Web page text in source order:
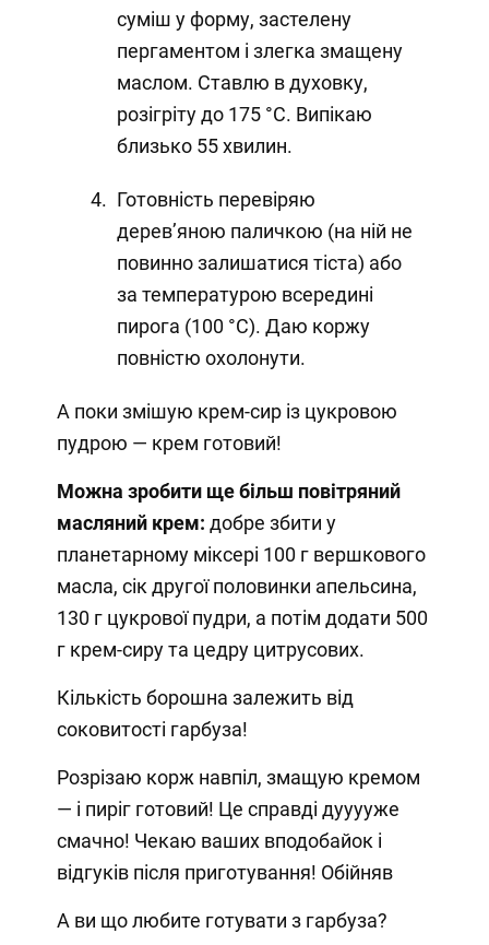
суміш у форму, застелену
пергаментом і злегка змащену
маслом. Ставлю в духовку,
розігріту до 175 °C. Випікаю
близько 55 хвилин.
Готовність перевіряю
дерев’яною паличкою (на ній не
повинно залишатися тіста) або
за температурою всередині
пирога (100 °C). Даю коржу
повністю охолонути.
А поки змішую крем-сир із цукровою
пудрою — крем готовий!
Можна зробити ще більш повітряний
масляний крем: добре збити у
планетарному міксері 100 г вершкового
масла, сік другої половинки апельсина,
130 г цукрової пудри, а потім додати 500
г крем-сиру та цедру цитрусових.
Кількість борошна залежить від
соковитості гарбуза!
Розрізаю корж навпіл, змащую кремом
— і пиріг готовий! Це справді дууууже
смачно! Чекаю ваших вподобайок і
відгуків після приготування! Обійняв
А ви що любите готувати з гарбуза?